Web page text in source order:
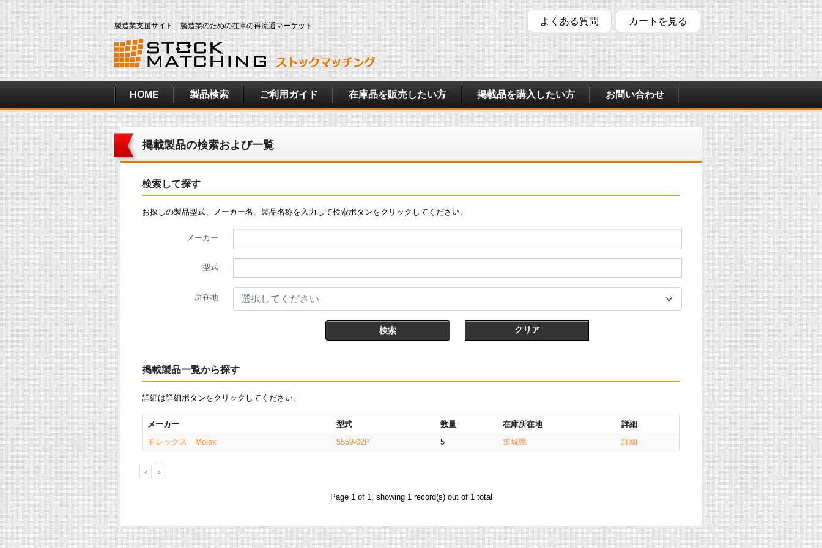
製造業支援サイト 製造業のための在庫の再流通マーケット よくある質問 カートを見る
HOME 製品検索 ご利用ガイド 在庫品を販売したい方 掲載品を購入したい方 お問い合わせ
掲載製品の検索および一覧
検索して探す
お探しの製品型式、メーカー名、製品名称を入力して検索ボタンをクリックしてください。
メーカー
型式
所在地 選択してください
クリア
掲載製品一覧から探す
詳細は詳細ボタンをクリックしてください。
メーカー 型式 数量 在庫所在地
詳細
モレックス Molex
5559-02P 5 茨城県 詳細
‹ ›
Page 1 of 1, showing 1 record(s) out of 1 total